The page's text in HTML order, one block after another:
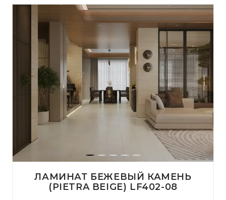
ЛАМИНАТ БЕЖЕВЫЙ КАМЕНЬ
(PIETRA BEIGE) LF402-08